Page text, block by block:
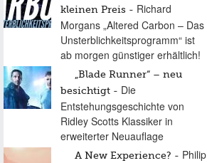
kleinen Preis
Richard
Morgans „Altered Carbon – Das
Unsterblichkeitsprogramm“ ist
ab morgen günstiger erhältlich!
„Blade Runner“ – neu
besichtigt
Die
Entstehungsgeschichte von
Ridley Scotts Klassiker in
erweiterter Neuauflage
A New Experience?
Philip